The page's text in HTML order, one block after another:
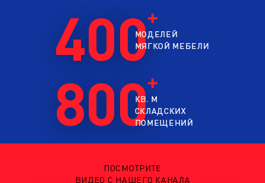
400МОДЕЛЕЙ
МЯГКОЙ МЕБЕЛИ
800
КВ. М
СКЛАДСКИХ
ПОМЕЩЕНИЙ
ПОСМОТРИТЕ
ВИДЕО С НАШЕГО КАНАЛА